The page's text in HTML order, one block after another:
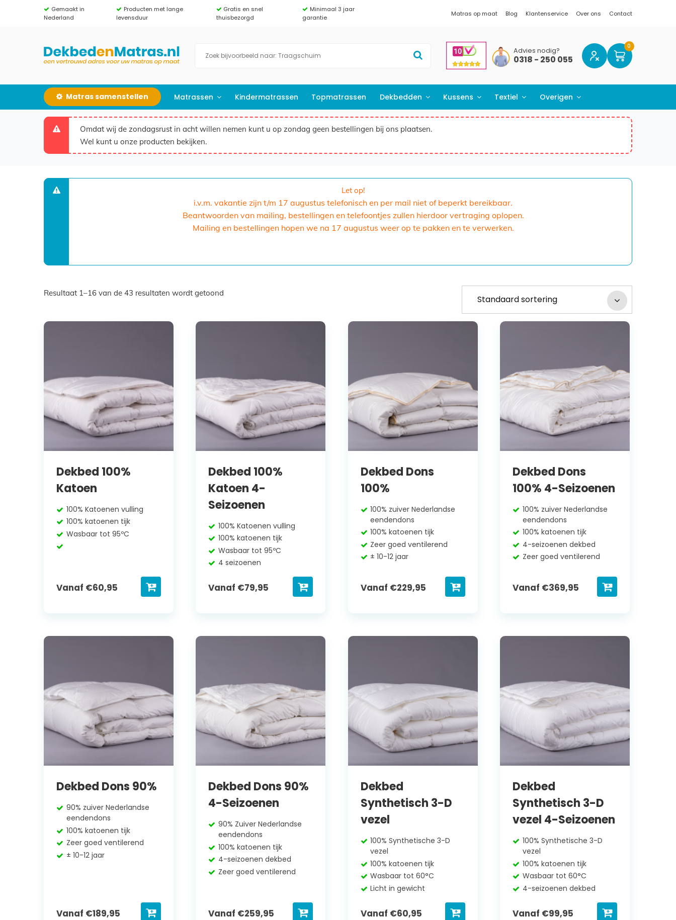
Gemaakt in
Nederland
Producten met lange
levensduur
Gratis en snel
thuisbezorgd
Minimaal 3 jaar
garantie
Matras op maat Blog Klantenservice Over ons Contact
Advies nodig?
0318 - 250 055
Matras samenstellen Matrassen Kindermatrassen Topmatrassen Dekbedden Kussens Textiel Overigen
Omdat wij de zondagsrust in acht willen nemen kunt u op zondag geen bestellingen bij ons plaatsen.
Wel kunt u onze producten bekijken.
Let op!
i.v.m. vakantie zijn t/m 17 augustus telefonisch en per mail niet of beperkt bereikbaar.
Beantwoorden van mailing, bestellingen en telefoontjes zullen hierdoor vertraging oplopen.
Mailing en bestellingen hopen we na 17 augustus weer op te pakken en te verwerken.
Resultaat 1–16 van de 43 resultaten wordt getoond
Dekbed 100%
Katoen
100% Katoenen vulling
100% katoenen tijk
Wasbaar tot 95ºC
Vanaf €60,95
Dekbed 100%
Katoen 4-
Seizoenen
100% Katoenen vulling
100% katoenen tijk
Wasbaar tot 95ºC
4 seizoenen
Vanaf €79,95
Dekbed Dons
100%
100% zuiver Nederlandse
eendendons
100% katoenen tijk
Zeer goed ventilerend
± 10-12 jaar
Vanaf €229,95
Dekbed Dons
100% 4-Seizoenen
100% zuiver Nederlandse
eendendons
100% katoenen tijk
4-seizoenen dekbed
Zeer goed ventilerend
Vanaf €369,95
Dekbed Dons 90%
90% zuiver Nederlandse
eendendons
100% katoenen tijk
Zeer goed ventilerend
± 10-12 jaar
Vanaf €189,95
Dekbed Dons 90%
4-Seizoenen
90% Zuiver Nederlandse
eendendons
100% katoenen tijk
4-seizoenen dekbed
Zeer goed ventilerend
Vanaf €259,95
Dekbed
Synthetisch 3-D
vezel
100% Synthetische 3-D
vezel
100% katoenen tijk
Wasbaar tot 60°C
Licht in gewicht
Vanaf €60,95
Dekbed
Synthetisch 3-D
vezel 4-Seizoenen
100% Synthetische 3-D
vezel
100% katoenen tijk
Wasbaar tot 60°C
4-seizoenen dekbed
Vanaf €99,95